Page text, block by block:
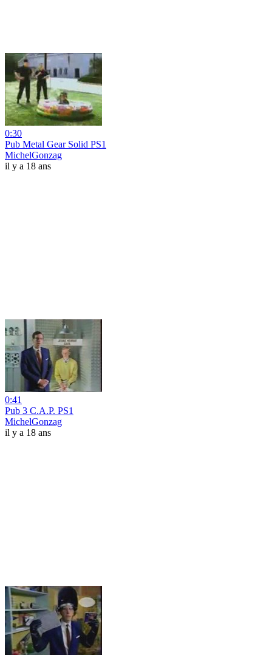
0:30
Pub Metal Gear Solid PS1
MichelGonzag
il y a 18 ans
0:41
Pub 3 C.A.P. PS1
MichelGonzag
il y a 18 ans